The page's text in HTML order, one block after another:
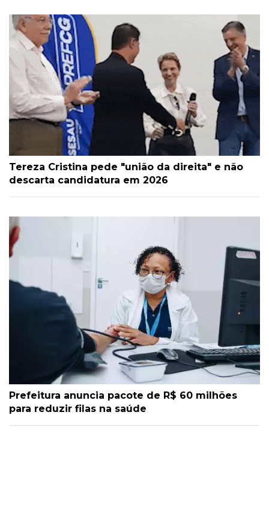
Tereza Cristina pede "união da direita" e não
descarta candidatura em 2026
Prefeitura anuncia pacote de R$ 60 milhões
para reduzir filas na saúde